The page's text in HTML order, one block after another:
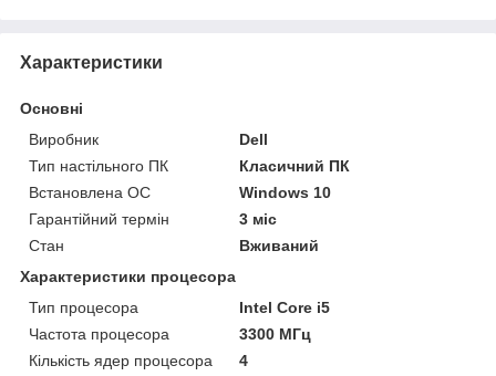
Характеристики
Основні
Виробник
Dell
Тип настільного ПК
Класичний ПК
Встановлена ОС
Windows 10
Гарантійний термін
3 міс
Стан
Вживаний
Характеристики процесора
Тип процесора
Intel Core i5
Частота процесора
3300 МГц
Кількість ядер процесора
4